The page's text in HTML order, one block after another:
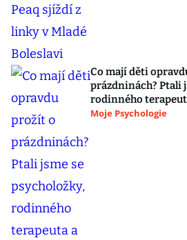
Co mají děti
prázdninách? Ptali
rodinného
Moje Psychologie